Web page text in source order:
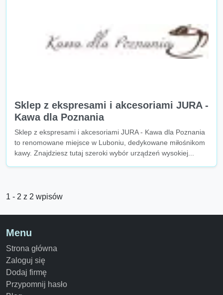
Sklep z ekspresami i akcesoriami JURA -
Kawa dla Poznania
Sklep z ekspresami i akcesoriami JURA - Kawa dla Poznania
to renomowane miejsce w Luboniu, dedykowane miłośnikom
kawy. Znajdziesz tutaj szeroki wybór urządzeń wysokiej...
1 - 2 z 2 wpisów
Menu
Strona główna
Zaloguj się
Dodaj firmę
Przypomnij hasło